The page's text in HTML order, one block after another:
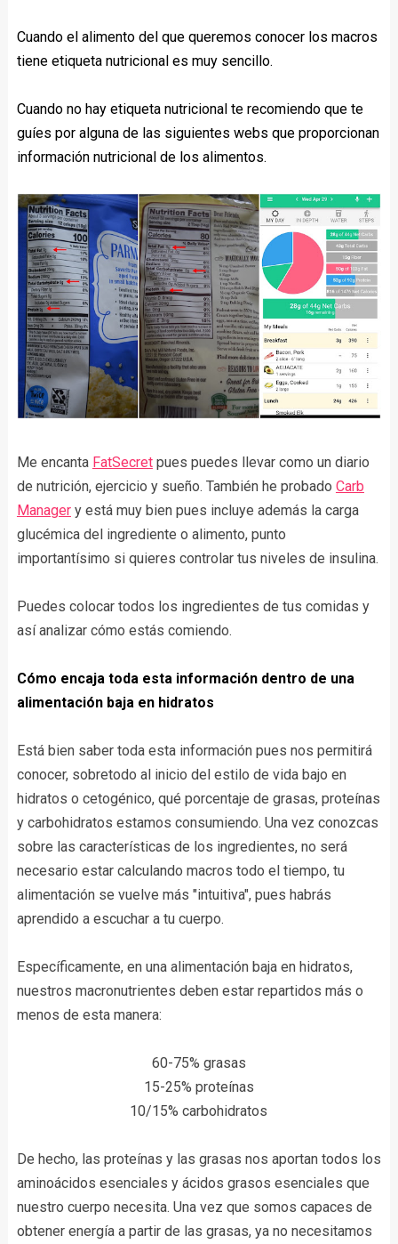
Cuando el alimento del que queremos conocer los macros
tiene etiqueta nutricional es muy sencillo.
Cuando no hay etiqueta nutricional te recomiendo que te
guíes por alguna de las siguientes webs que proporcionan
información nutricional de los alimentos.
Me encanta FatSecretpues puedes llevar como un diario
de nutrición, ejercicio y sueño. También he probado Carb
Managery está muy bien pues incluye además la carga
glucémica del ingrediente o alimento, punto
importantísimo si quieres controlar tus niveles de insulina.
Puedes colocar todos los ingredientes de tus comidas y
así analizar cómo estás comiendo.
Cómo encaja toda esta información dentro de una
alimentación baja en hidratos
Está bien saber toda esta información pues nos permitirá
conocer, sobretodo al inicio del estilo de vida bajo en
hidratos o cetogénico, qué porcentaje de grasas, proteínas
y carbohidratos estamos consumiendo. Una vez conozcas
sobre las características de los ingredientes, no será
necesario estar calculando macros todo el tiempo, tu
alimentación se vuelve más "intuitiva", pues habrás
aprendido a escuchar a tu cuerpo.
Específicamente, en una alimentación baja en hidratos,
nuestros macronutrientes deben estar repartidos más o
menos de esta manera:
60-75% grasas
15-25% proteínas
10/15% carbohidratos
De hecho, las proteínas y las grasas nos aportan todos los
aminoácidos esenciales y ácidos grasos esenciales que
nuestro cuerpo necesita. Una vez que somos capaces de
obtener energía a partir de las grasas, ya no necesitamos